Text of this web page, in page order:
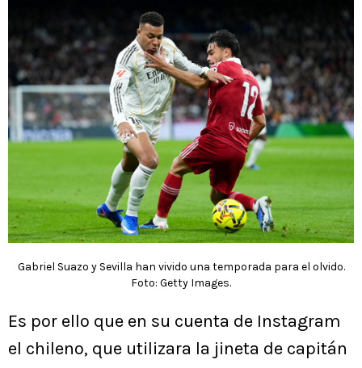
Gabriel Suazo y Sevilla han vivido una temporada para el olvido.
Foto: Getty Images.
Es por ello que en su cuenta de Instagram
el chileno, que utilizara la jineta de capitán